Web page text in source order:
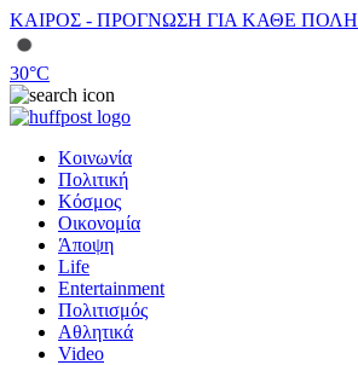
ΚΑΙΡΟΣ - ΠΡΟΓΝΩΣΗ ΓΙΑ ΚΑΘΕ ΠΟΛΗ
30°C
Κοινωνία
Πολιτική
Κόσμος
Οικονομία
Άποψη
Life
Entertainment
Πολιτισμός
Αθλητικά
Video